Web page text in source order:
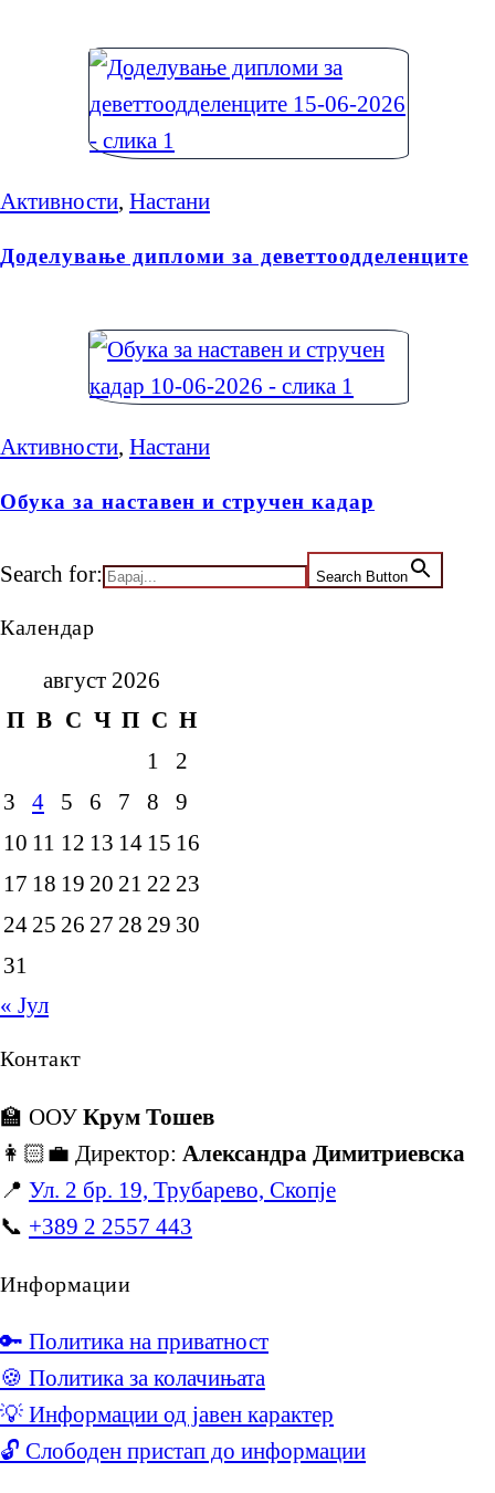
Активности, Настани
Доделување дипломи за деветтоодделенците
Активности, Настани
Обука за наставен и стручен кадар
Search for: Search Button
Календар
август 2026
П В С Ч П С Н
1
2
3
4 5 6 7 8
9
10 11 12 13 14 15 16
17 18 19 20 21 22 23
24 25 26 27 28 29 30
31
« Јул
Контакт
🏫 ООУ Крум Тошев
👩🏻‍💼 Директор: Александра Димитриевска
📍 Ул. 2 бр. 19, Трубарево, Скопје
📞 +389 2 2557 443
Информации
🔑 Политика на приватност
🍪 Политика за колачињата
💡 Информации од јавен карактер
🔓 Слободен пристап до информации